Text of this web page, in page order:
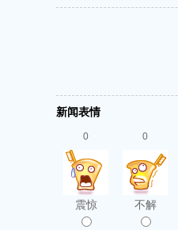
新闻表情
0
震惊
0
不解